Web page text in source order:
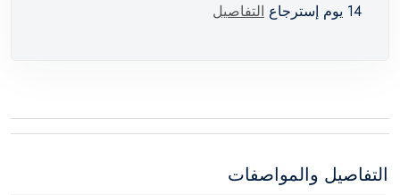
14 يوم إسترجاع التفاصيل
التفاصيل والمواصفات